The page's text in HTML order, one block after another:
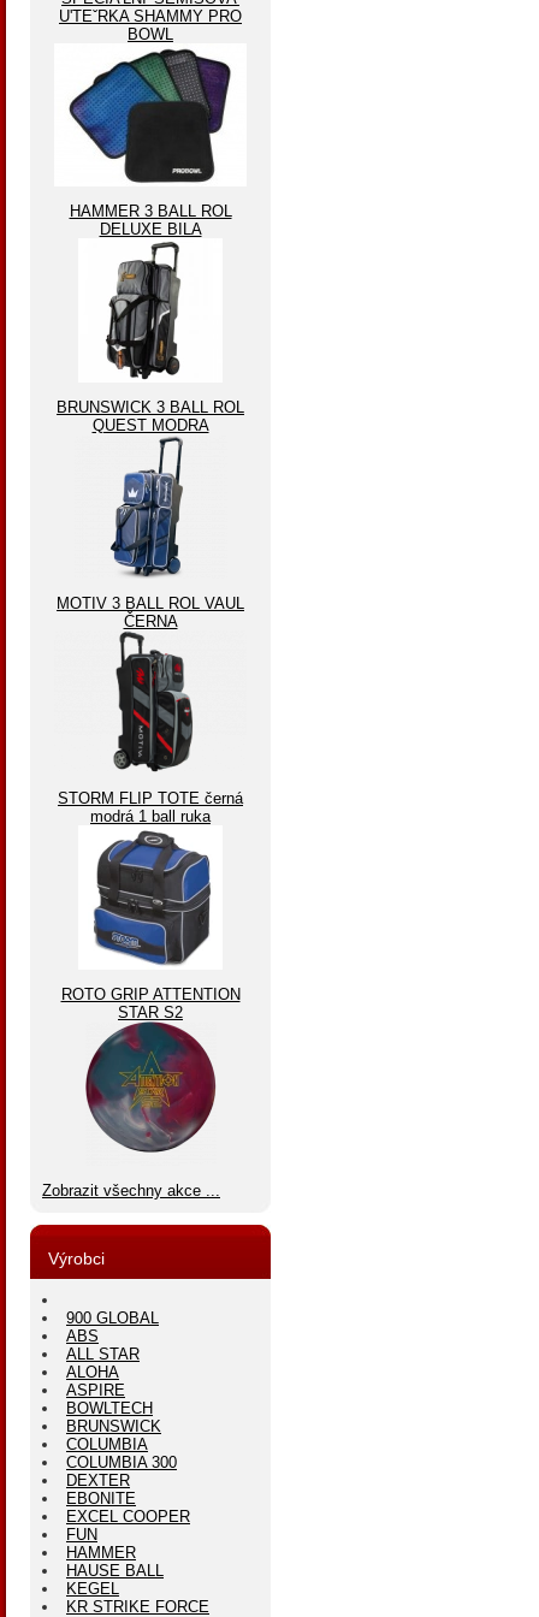
U'TEˇRKA SHAMMY PRO
BOWL
HAMMER 3 BALL ROL
DELUXE BILA
BRUNSWICK 3 BALL ROL
QUEST MODRA
MOTIV 3 BALL ROL VAUL
ČERNA
STORM FLIP TOTE černá
modrá 1 ball ruka
ROTO GRIP ATTENTION
STAR S2
Zobrazit všechny akce ...
Výrobci
900 GLOBAL
ABS
ALL STAR
ALOHA
ASPIRE
BOWLTECH
BRUNSWICK
COLUMBIA
COLUMBIA 300
DEXTER
EBONITE
EXCEL COOPER
FUN
HAMMER
HAUSE BALL
KEGEL
KR STRIKE FORCE